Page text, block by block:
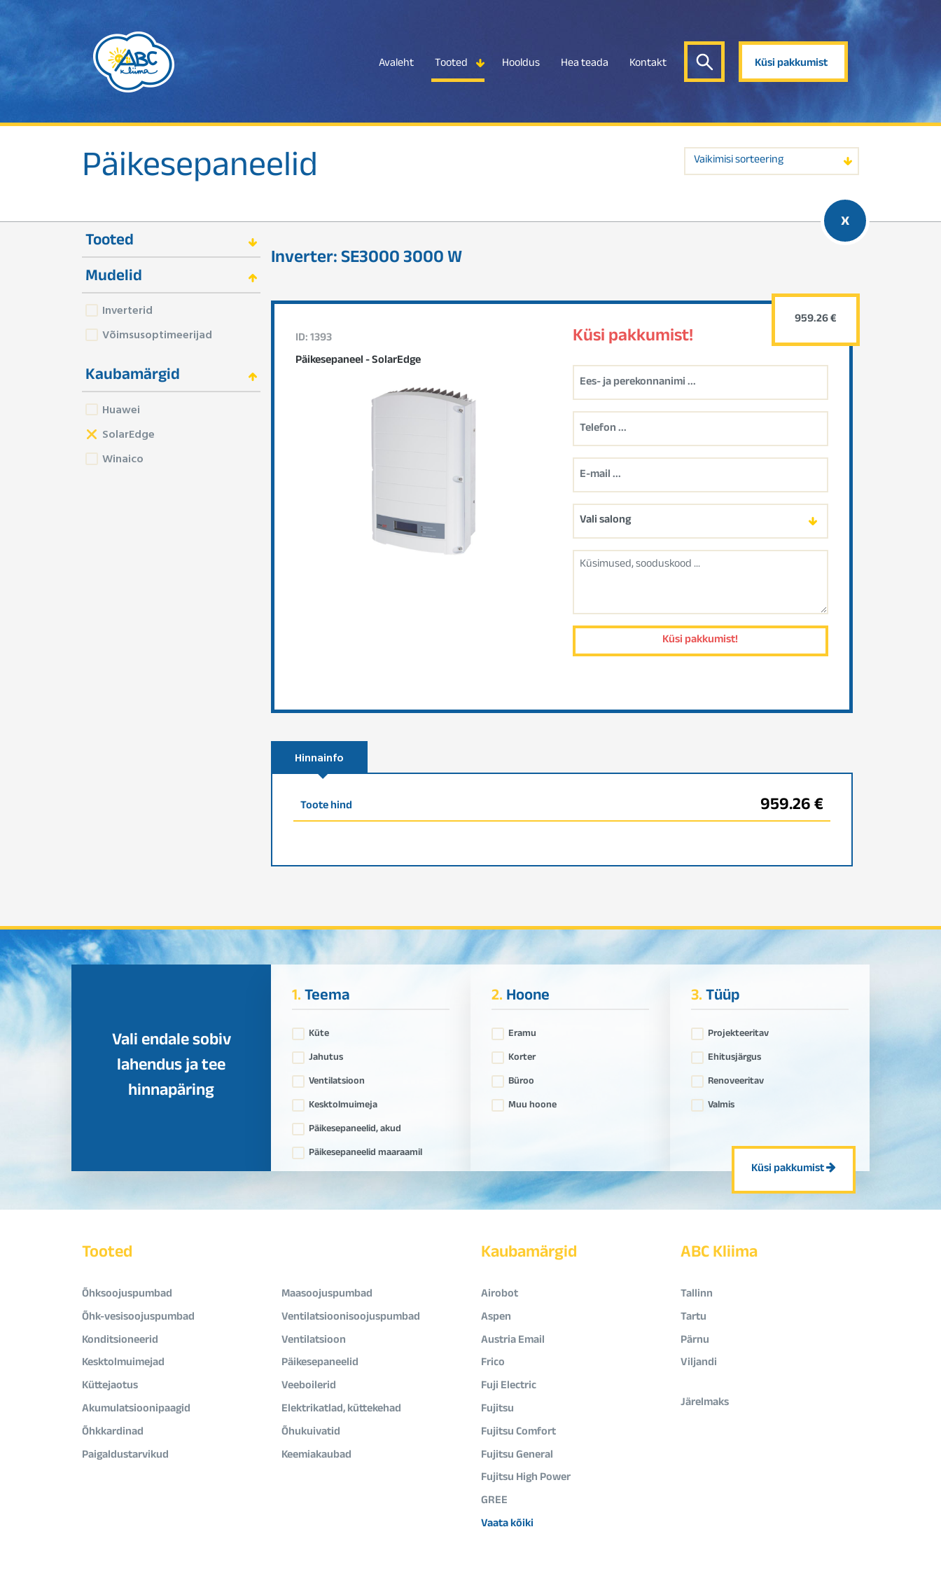
Avaleht Tooted Hooldus Hea teada Kontakt Küsi pakkumist
Päikesepaneelid Vaikimisi sorteering
Tooted
Mudelid
Inverterid
Võimsusoptimeerijad
Kaubamärgid
Huawei
SolarEdge
Winaico
Inverter: SE3000 3000 W
x
ID: 1393
Päikesepaneel - SolarEdge
Küsi pakkumist!
959.26 €
Hinnainfo
Toote hind 959.26 €
Vali endale sobiv
lahendus ja tee
hinnapäring
1.Teema
Küte
Jahutus
Ventilatsioon
Kesktolmuimeja
Päikesepaneelid, akud
Päikesepaneelid maaraamil
2.Hoone
Eramu
Korter
Büroo
Muu hoone
3.Tüüp
Projekteeritav
Ehitusjärgus
Renoveeritav
Valmis
Küsi pakkumist
Tooted
Õhksoojuspumbad
Maasoojuspumbad
Õhk-vesisoojuspumbad
Ventilatsioonisoojuspumbad
Konditsioneerid
Ventilatsioon
Kesktolmuimejad
Päikesepaneelid
Küttejaotus
Veeboilerid
Akumulatsioonipaagid
Elektrikatlad, küttekehad
Õhkkardinad
Õhukuivatid
Paigaldustarvikud
Keemiakaubad
Kaubamärgid
Airobot
Aspen
Austria Email
Frico
Fuji Electric
Fujitsu
Fujitsu Comfort
Fujitsu General
Fujitsu High Power
GREE
Vaata kõiki
ABC Kliima
Tallinn
Tartu
Pärnu
Viljandi
Järelmaks